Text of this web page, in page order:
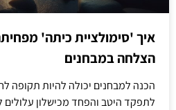
איך 'סימולציית כיתה'
הצלחה במבחנים
הכנה למבחנים יכולה להיות תקופה
לתפקד היטב והפחד מכישלון